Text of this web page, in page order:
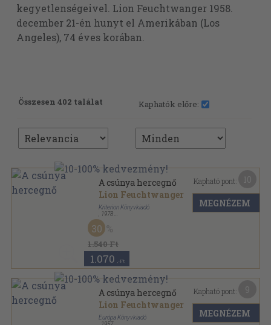
kegyetlenségeivel. Lion Feuchtwanger 1958.
december 21-én hunyt el Amerikában (Los
Angeles), 74 éves korában.
Összesen 402 találat Kaphatók előre:
A csúnya hercegnő
Lion Feuchtwanger
Kriterion Könyvkiadó
1978
Félvászon
Horizont Könyvek sorozat
1.540 Ft
30
1.070 ,-Ft
Kapható pont:
MEGNÉZEM
A csúnya hercegnő
Lion Feuchtwanger
Európa Könyvkiadó
Kapható pont:
MEGNÉZEM